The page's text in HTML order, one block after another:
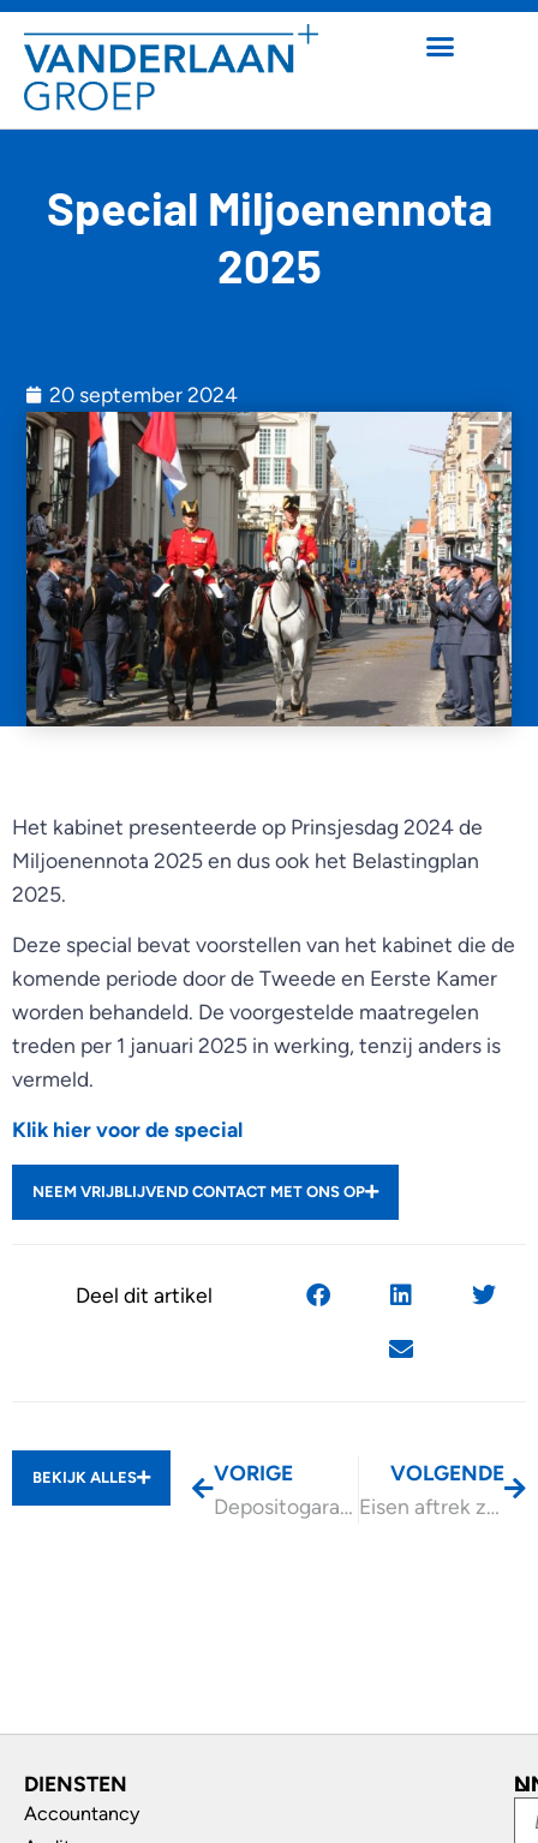
Special Miljoenennota
2025
20 september 2024
Het kabinet presenteerde op Prinsjesdag 2024 de
Miljoenennota 2025 en dus ook het Belastingplan
2025.
Deze special bevat voorstellen van het kabinet die de
komende periode door de Tweede en Eerste Kamer
worden behandeld. De voorgestelde maatregelen
treden per 1 januari 2025 in werking, tenzij anders is
vermeld.
Klik hier voor de special
NEEM VRIJBLIJVEND CONTACT MET ONS OP
Deel dit artikel
BEKIJK ALLES
VORIGE
Depositogarantiestelsel verruimd
VOLGENDE
Eisen aftrek zorgkosten luisteren nauw
DIENSTEN
Accountancy